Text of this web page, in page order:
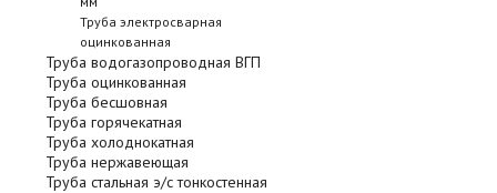
Труба электросварная
оцинкованная
Труба водогазопроводная ВГП
Труба оцинкованная
Труба бесшовная
Труба горячекатная
Труба холоднокатная
Труба нержавеющая
Труба стальная э/с тонкостенная